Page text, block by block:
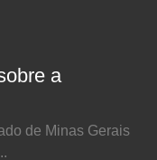
a
de Minas Gerais